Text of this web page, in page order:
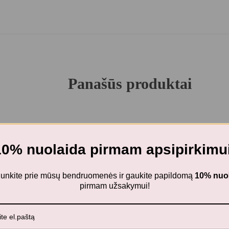
Panašūs produktai
Neseniai žiūrėti produktai
nuolaida pirmam
prie mūsų bendruomenės ir gaukite papildomą 10%
pirmam užsakymui!